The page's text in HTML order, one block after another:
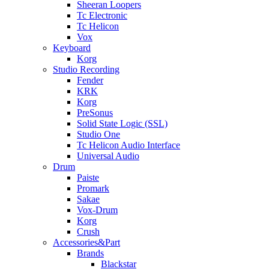
Sheeran Loopers
Tc Electronic
Tc Helicon
Vox
Keyboard
Korg
Studio Recording
Fender
KRK
Korg
PreSonus
Solid State Logic (SSL)
Studio One
Tc Helicon Audio Interface
Universal Audio
Drum
Paiste
Promark
Sakae
Vox-Drum
Korg
Crush
Accessories&Part
Brands
Blackstar